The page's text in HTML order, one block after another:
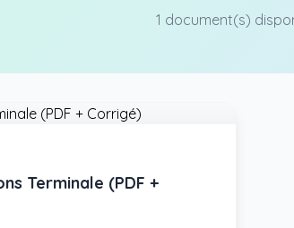
1 document(s)
Terminale (PDF +